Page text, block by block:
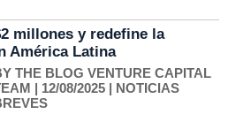
millones y redefine la
América Latina
THE BLOG VENTURE CAPITAL
| 12/08/2025 | NOTICIAS